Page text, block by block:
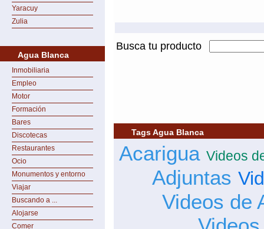
Yaracuy
Zulia
Agua Blanca
Inmobiliaria
Empleo
Motor
Formación
Bares
Discotecas
Restaurantes
Ocio
Monumentos y entorno
Viajar
Buscando a ...
Alojarse
Comer
Busca tu producto
Tags Agua Blanca
Acarigua Videos
Adjuntas
Videos de